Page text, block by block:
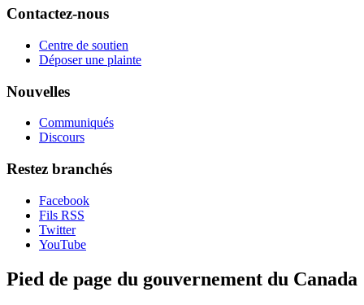
Contactez-nous
Centre de soutien
Déposer une plainte
Nouvelles
Communiqués
Discours
Restez branchés
Facebook
Fils RSS
Twitter
YouTube
Pied de page du gouvernement du Canada